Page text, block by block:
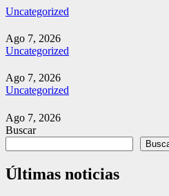
Uncategorized
Ago 7, 2026
Uncategorized
Ago 7, 2026
Uncategorized
Ago 7, 2026
Buscar
Últimas noticias